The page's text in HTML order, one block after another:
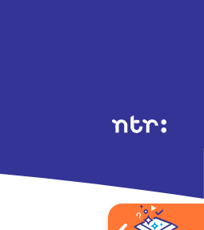
Extra's